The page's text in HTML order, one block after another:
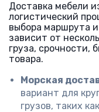
Доставка мебели
логистический
выбора маршрута
зависит от
груза, срочности,
товара.
Морская
вариант для
грузов, таких